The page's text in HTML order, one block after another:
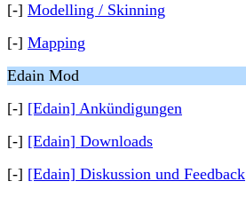
[-] Modelling / Skinning
[-] Mapping
Edain Mod
[-] [Edain] Ankündigungen
[-] [Edain] Downloads
[-] [Edain] Diskussion und Feedback